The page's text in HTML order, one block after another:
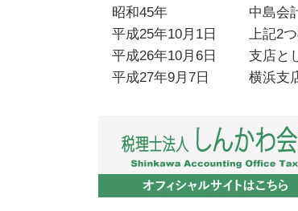
昭和45年
中島会
平成25年10月1日
上記2
平成26年10月6日
支店と
平成27年9月7日
横浜支